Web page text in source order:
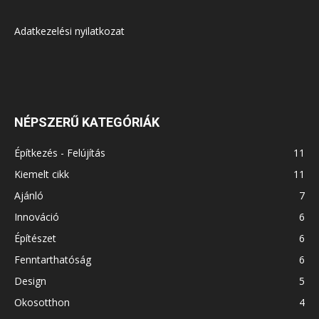
Adatkezelési nyilatkozat
NÉPSZERŰ KATEGÓRIÁK
Építkezés - Felújítás
11
Kiemelt cikk
11
Ajánló
7
Innováció
6
Építészet
6
Fenntarthatóság
6
Design
5
Okosotthon
4